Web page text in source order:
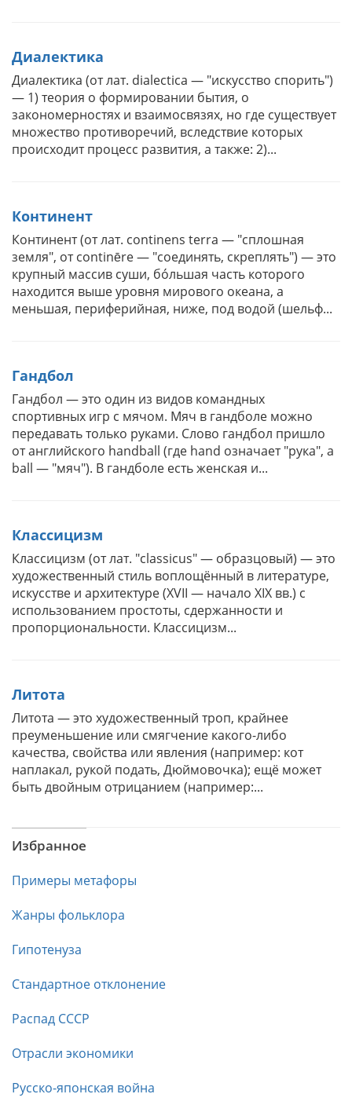
Диалектика
Диалектика (от лат. dialectica — "искусство спорить")
— 1) теория о формировании бытия, о
закономерностях и взаимосвязях, но где существует
множество противоречий, вследствие которых
происходит процесс развития, а также: 2)...
Континент
Континент (от лат. continens terra — "сплошная
земля", от continēre — "соединять, скреплять") — это
крупный массив суши, бóльшая часть которого
находится выше уровня мирового океана, а
меньшая, периферийная, ниже, под водой (шельф...
Гандбол
Гандбол — это один из видов командных
спортивных игр с мячом. Мяч в гандболе можно
передавать только руками. Слово гандбол пришло
от английского handball (где hand означает "рука", а
ball — "мяч"). В гандболе есть женская и...
Классицизм
Классицизм (от лат. "classicus" — образцовый) — это
художественный стиль воплощённый в литературе,
искусстве и архитектуре (XVII — начало XIX вв.) с
использованием простоты, сдержанности и
пропорциональности. Классицизм...
Литота
Литота — это художественный троп, крайнее
преуменьшение или смягчение какого-либо
качества, свойства или явления (например: кот
наплакал, рукой подать, Дюймовочка); ещё может
быть двойным отрицанием (например:...
Избранное
Примеры метафоры
Жанры фольклора
Гипотенуза
Стандартное отклонение
Распад СССР
Отрасли экономики
Русско-японская война